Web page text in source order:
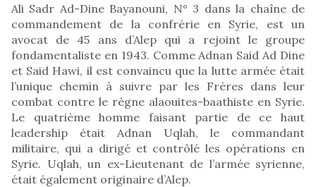
Ali Sadr Ad-Dine Bayanouni, N° 3 dans la chaîne de
commandement de la confrérie en Syrie, est un
avocat de 45 ans d’Alep qui a rejoint le groupe
fondamentaliste en 1943. Comme Adnan Said Ad Dine
et Said Hawi, il est convaincu que la lutte armée était
l’unique chemin à suivre par les Frères dans leur
combat contre le règne alaouites-baathiste en Syrie.
Le quatrième homme faisant partie de ce haut
leadership était Adnan Uqlah, le commandant
militaire, qui a dirigé et contrôlé les opérations en
Syrie. Uqlah, un ex-Lieutenant de l’armée syrienne,
était également originaire d’Alep.